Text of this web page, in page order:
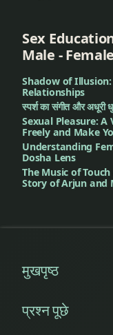
Sex
Male -
Shadow of
Relationships
स्पर्श का संगीत और अधूरी
Sexual Pleasure:
Freely and Make
Understanding
Dosha Lens
The Music of
Story of Arjun and
मुखपृष्ठ
प्रश्न पूछे